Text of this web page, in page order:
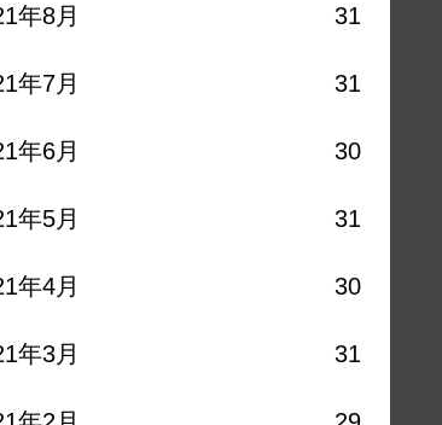
年8月 31
年7月 31
年6月 30
年5月 31
年4月 30
年3月 31